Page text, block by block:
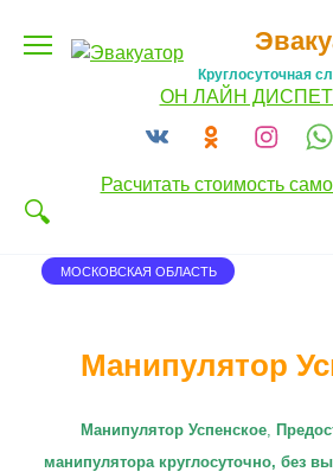
Круглосуточная
ОН ЛАЙН
Расчитать стоимость
МОСКОВСКАЯ ОБЛАСТЬ
Манипулятор
Манипулятор Успенское П
манипулятора круглосуточно, без